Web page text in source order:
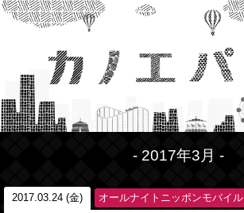
- 2017年3月 -
2017.03.24 (金) オールナイトニッポンモバイル